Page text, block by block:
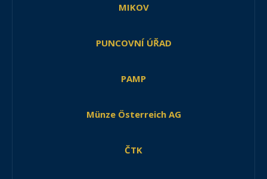
MIKOV
PUNCOVNÍ ÚŘAD
PAMP
Münze Österreich AG
ČTK